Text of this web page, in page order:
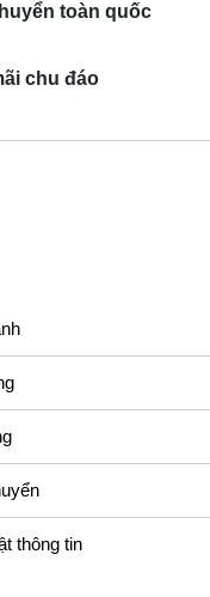
toàn quốc
chu đáo
thông tin